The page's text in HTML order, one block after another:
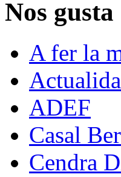
Nos gusta
A fer la
ADEF
Casal
Cendra